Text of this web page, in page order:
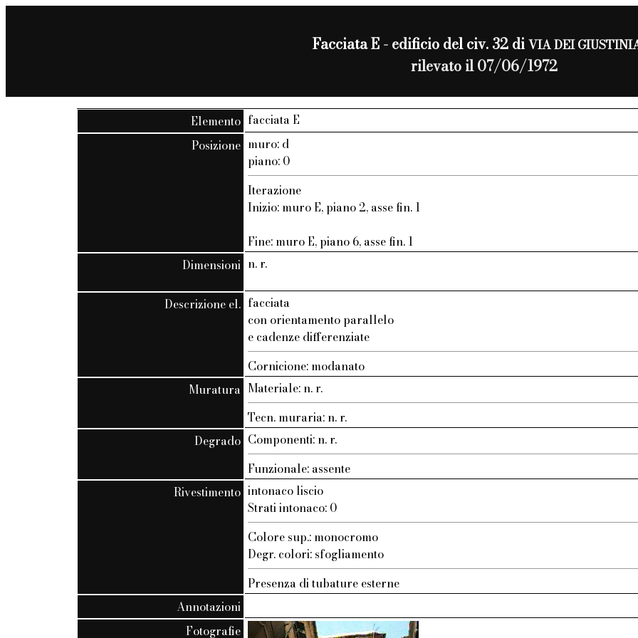
Facciata E - edificio del civ. 32 diVIA DEI
rilevato il 07/06/1972
Elemento facciata E
Posizione muro: d
piano: 0
Iterazione
Inizio: muro E, piano 2, asse fin. 1
Fine: muro E, piano 6, asse fin. 1
Dimensioni n. r.
Descrizione el. facciata
con orientamento parallelo
e cadenze differenziate
Cornicione: modanato
Muratura Materiale: n. r.
Tecn. muraria: n. r.
Degrado Componenti: n. r.
Funzionale: assente
Rivestimento intonaco liscio
Strati intonaco: 0
Colore sup.: monocromo
Degr. colori: sfogliamento
Presenza di tubature esterne
Annotazioni
Fotografie